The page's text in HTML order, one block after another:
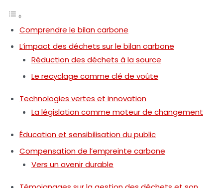
Comprendre le bilan carbone
L’impact des déchets sur le bilan carbone
Réduction des déchets à la source
Le recyclage comme clé de voûte
Technologies vertes et innovation
La législation comme moteur de changement
Éducation et sensibilisation du public
Compensation de l’empreinte carbone
Vers un avenir durable